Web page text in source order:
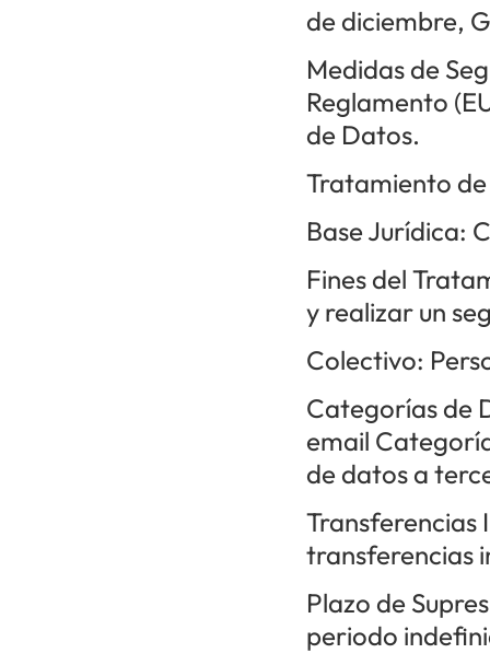
de diciembre,
Medidas de
Reglamento
de Datos.
Tratamiento
Base Jurídica:
Fines del
y realizar un
Colectivo:
Categorías de
email
de datos a
Transferencias
transferencias
Plazo de
periodo